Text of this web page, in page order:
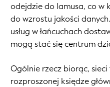
odejdzie do lamusa, co w
do wzrostu jakości
usług w łańcuchach
mogą stać się centrum
Ogólnie rzecz biorąc,
rozproszonej księdze